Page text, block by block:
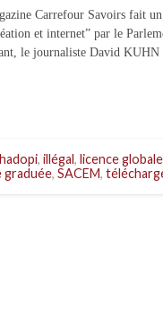
Carrefour Savoirs fait
et internet” par le
le journaliste David
hadopi, illégal, licence globale
, SACEM,